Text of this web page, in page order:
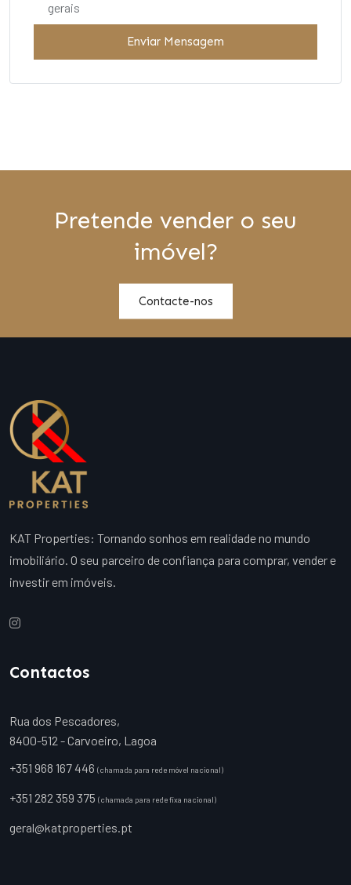
gerais
Enviar Mensagem
Pretende vender o seu
imóvel?
Contacte-nos
KAT Properties: Tornando sonhos em realidade no mundo
imobiliário. O seu parceiro de confiança para comprar, vender e
investir em imóveis.
Contactos
Rua dos Pescadores,
8400-512 - Carvoeiro, Lagoa
+351 968 167 446 (chamada para rede móvel nacional)
+351 282 359 375 (chamada para rede fixa nacional)
geral@katproperties.pt